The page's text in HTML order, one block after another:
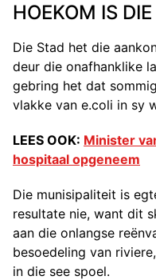
HOEKOM IS
Die Stad het die
deur die onafhanklike
gebring het dat
vlakke van e.coli in sy
LEES OOK: Minister
hospitaal opgeneem
Die munisipaliteit is
resultate nie, want dit
aan die onlangse
besoedeling van
in die see spoel.